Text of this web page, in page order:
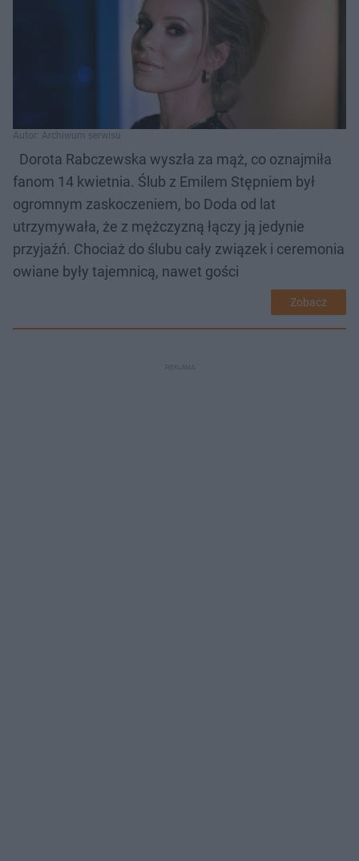
Autor: Archiwum serwisu
Dorota Rabczewska wyszła za mąż, co oznajmiła
fanom 14 kwietnia. Ślub z Emilem Stępniem był
ogromnym zaskoczeniem, bo Doda od lat
utrzymywała, że z mężczyzną łączy ją jedynie
przyjaźń. Chociaż do ślubu cały związek i ceremonia
owiane były tajemnicą, nawet gości
Zobacz